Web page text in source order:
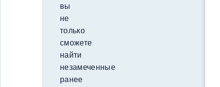
вы
не
только
сможете
найти
незамеченные
ранее